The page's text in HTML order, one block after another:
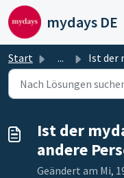
Zum hauptsächlichen
mydays DE
Start ... Ist der mydays
Ist der
andere
Geändert am Mi,